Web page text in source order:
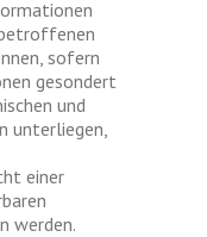
sofern
gesondert
und
unterliegen,
einer
werden.